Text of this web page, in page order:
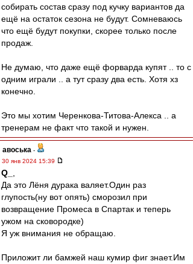
собирать состав сразу под кучку вариантов да
ещё на остаток сезона не будут. Сомневаюсь
что ещё будут покупки, скорее только после
продаж.
Не думаю, что даже ещё форварда купят .. то с
одним играли .. а тут сразу два есть. Хотя хз
конечно.
Это мы хотим Черенкова-Титова-Алекса .. а
тренерам не факт что такой и нужен.
авоська -
30 янв 2024 15:39
Q_
Да это Лёня дурака валяет.Один раз
глупость(ну вот опять) сморозил при
возвращение Промеса в Спартак и теперь
ужом на сковородке)
Я уж внимания не обращаю.
Приложит ли бамжей наш кумир фиг знает.Им